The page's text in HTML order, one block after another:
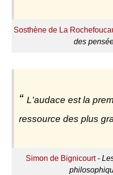
Sosthène de La
des
L'audace est la
ressource des plus
Simon de Bignicourt-